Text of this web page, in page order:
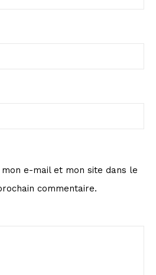
e-mail et mon site dans le
commentaire.